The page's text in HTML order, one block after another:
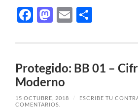
Facebook
Mastodon
Email
Protegido: BB 01 –
Moderno
15 OCTUBRE, 2018 /
ESCRIBE TU
COMENTARIOS.